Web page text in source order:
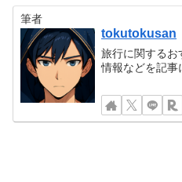
筆者
tokutokusan
旅行に関するお
情報などを記事